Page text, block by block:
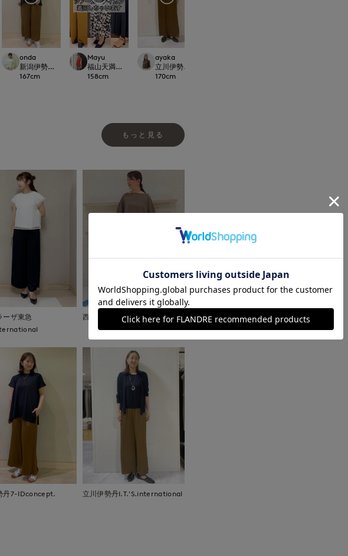
onda
新潟伊勢丹7-IDconcept.
167cm
Mayu
福山天満屋店INED/7-IDconcept./Maglie
158cm
ayaka
立川伊勢丹I.T.'S.international
170cm
もっと見る
ーザ東急
西宮阪急I.T'.S.international
丹7-IDconcept. 立川伊勢丹I.T.'S.international